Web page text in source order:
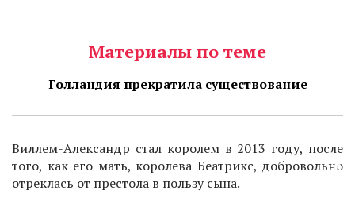
Материалы по теме
Голландия прекратила существование
Виллем-Александр стал королем в 2013 году, после
того, как его мать, королева Беатрикс, добровольно
отреклась от престола в пользу сына.